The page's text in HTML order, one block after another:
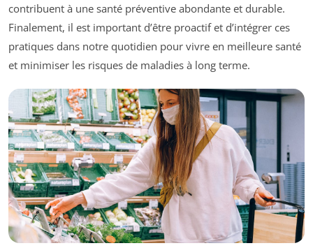
contribuent à une santé préventive abondante et durable.
Finalement, il est important d’être proactif et d’intégrer ces
pratiques dans notre quotidien pour vivre en meilleure santé
et minimiser les risques de maladies à long terme.